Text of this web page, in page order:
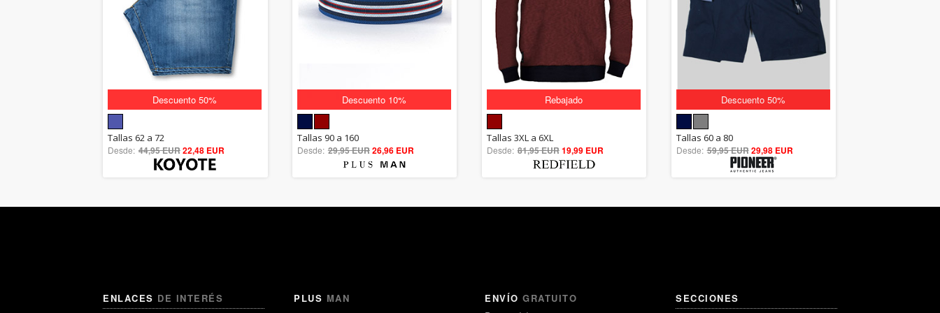
Descuento 50%
5.00
out of 5
Tallas 62 a 72
Desde: 44,95 EUR22,48 EUR
Descuento 10%
5.00
out of 5
Tallas 90 a 160
Desde: 29,95 EUR26,96 EUR
Rebajado
5.00
out of 5
Tallas 3XL a 6XL
Desde: 81,95 EUR19,99 EUR
Descuento 50%
5.00
out of 5
Tallas 60 a 80
Desde: 59,95 EUR29,98 EUR
ENLACES DE INTERÉS PLUS MAN
ENVÍO GRATUITO
SECCIONES